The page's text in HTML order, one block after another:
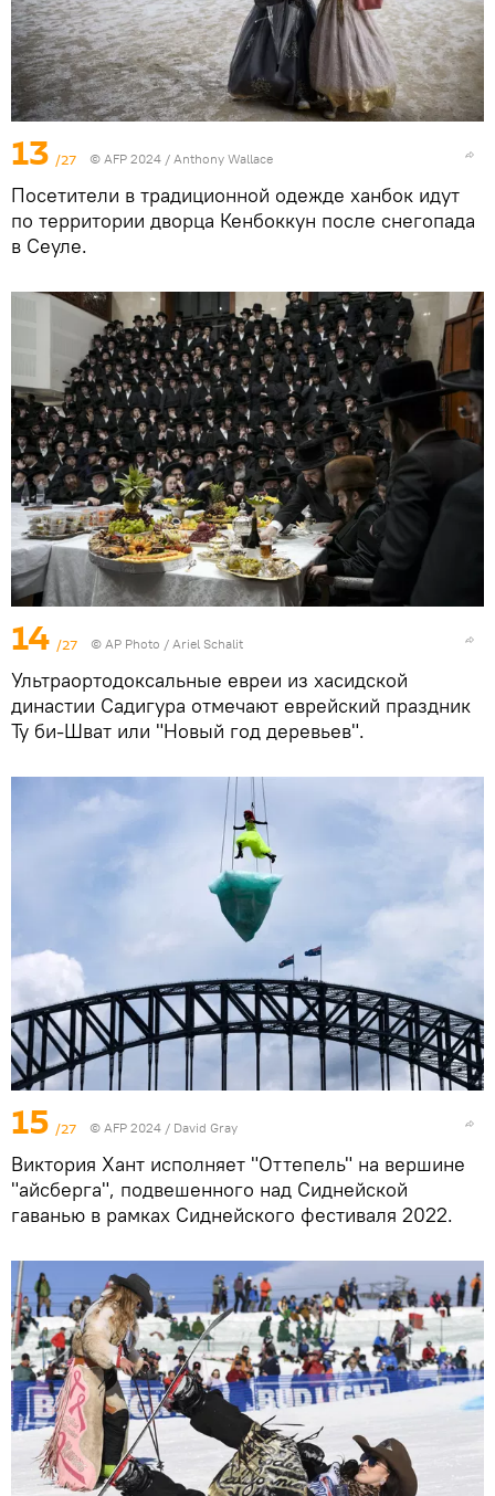
13 /27 © AFP 2024 / Anthony Wallace
Посетители в традиционной одежде ханбок идут
по территории дворца Кенбоккун после снегопада
в Сеуле.
14 /27 © AP Photo / Ariel Schalit
Ультраортодоксальные евреи из хасидской
династии Садигура отмечают еврейский праздник
Ту би-Шват или "Новый год деревьев".
15 /27 © AFP 2024 / David Gray
Виктория Хант исполняет "Оттепель" на вершине
"айсберга", подвешенного над Сиднейской
гаванью в рамках Сиднейского фестиваля 2022.